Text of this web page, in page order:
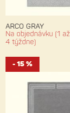
ARCO GRAY
Na objednávku (1 až
4 týždne)
- 15 %